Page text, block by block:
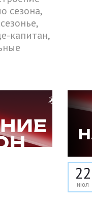
сезона,
капитан,
22
июл